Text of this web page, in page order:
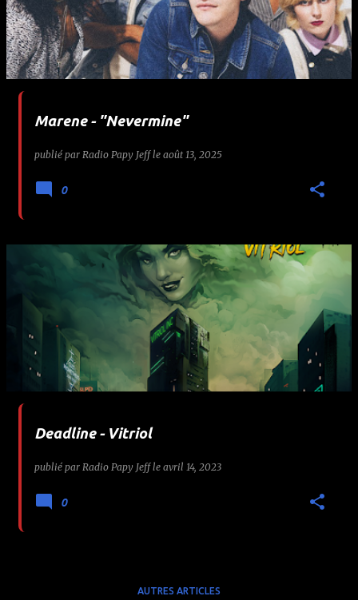
Marene - "Nevermine"
publié par Radio Papy Jeff le août 13, 2025
0
Deadline - Vitriol
publié par Radio Papy Jeff le avril 14, 2023
0
AUTRES ARTICLES